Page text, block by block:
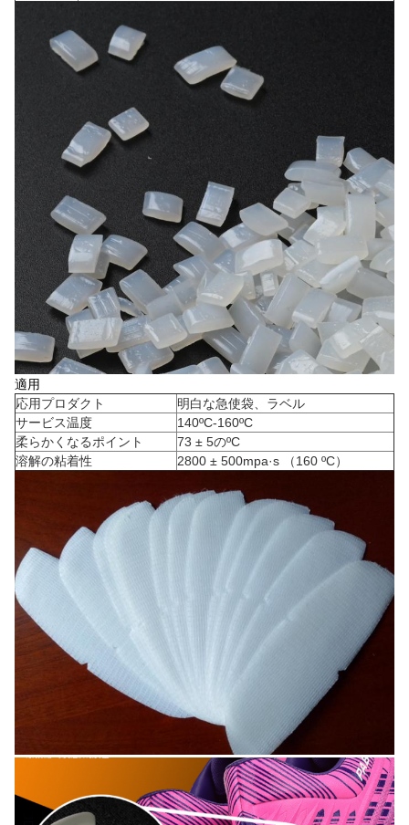
適用
応用プロダクト
明白な急使袋、ラベル
サービス温度
140ºC-160ºC
柔らかくなるポイント
73 ± 5のºC
溶解の粘着性
2800 ± 500mpa·s （160 ºC）